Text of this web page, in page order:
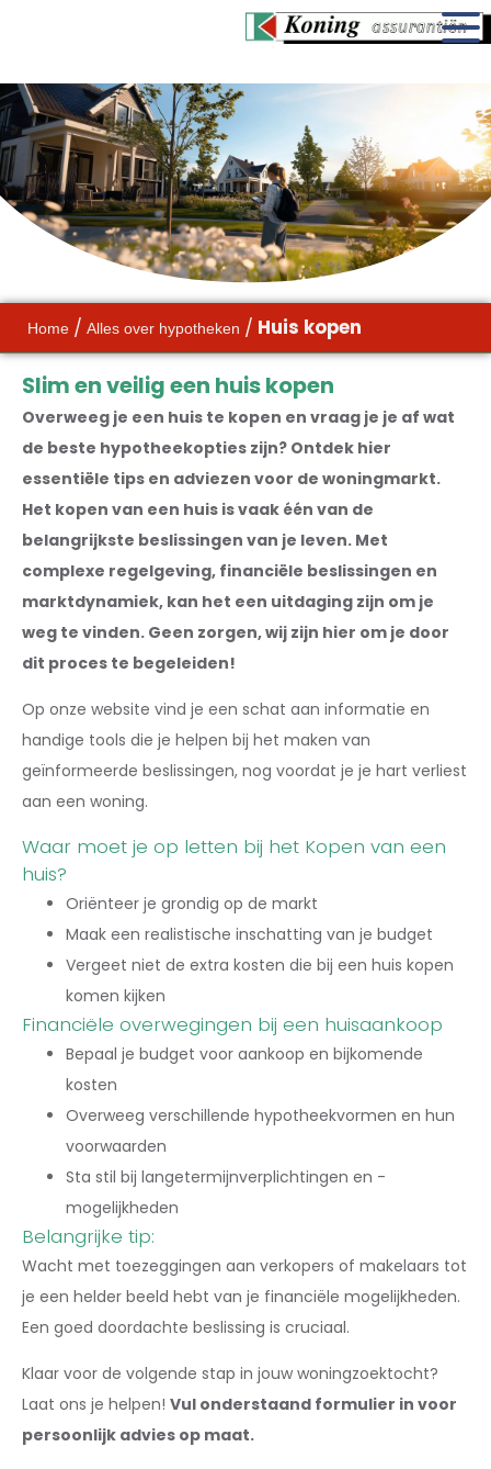
Home / Alles over hypotheken / Huis kopen
Slim en veilig een huis kopen
Overweeg je een huis te kopen en vraag je je af wat
de beste hypotheekopties zijn? Ontdek hier
essentiële tips en adviezen voor de woningmarkt.
Het kopen van een huis is vaak één van de
belangrijkste beslissingen van je leven. Met
complexe regelgeving, financiële beslissingen en
marktdynamiek, kan het een uitdaging zijn om je
weg te vinden. Geen zorgen, wij zijn hier om je door
dit proces te begeleiden!
Op onze website vind je een schat aan informatie en
handige tools die je helpen bij het maken van
geïnformeerde beslissingen, nog voordat je je hart verliest
aan een woning.
Waar moet je op letten bij het Kopen van een
huis?
Oriënteer je grondig op de markt
Maak een realistische inschatting van je budget
Vergeet niet de extra kosten die bij een huis kopen
komen kijken
Financiële overwegingen bij een huisaankoop
Bepaal je budget voor aankoop en bijkomende
kosten
Overweeg verschillende hypotheekvormen en hun
voorwaarden
Sta stil bij langetermijnverplichtingen en -
mogelijkheden
Belangrijke tip:
Wacht met toezeggingen aan verkopers of makelaars tot
je een helder beeld hebt van je financiële mogelijkheden.
Een goed doordachte beslissing is cruciaal.
Klaar voor de volgende stap in jouw woningzoektocht?
Laat ons je helpen! Vul onderstaand formulier in voor
persoonlijk advies op maat.